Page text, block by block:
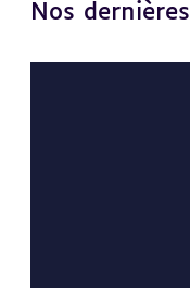
Nos dernières